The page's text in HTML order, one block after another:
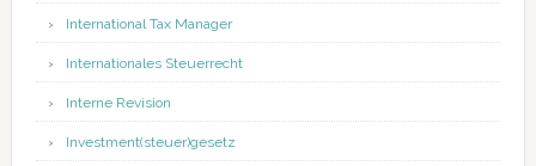
International Tax Manager
Internationales Steuerrecht
Interne Revision
Investment(steuer)gesetz